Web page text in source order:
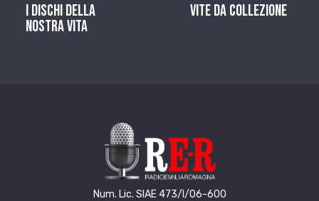
I dischi della
nostra vita
Vite da Collezione
Num. Lic. SIAE 473/I/06-600